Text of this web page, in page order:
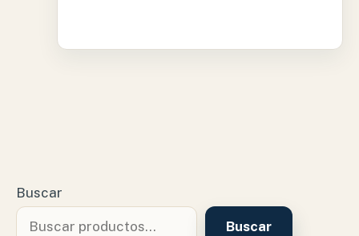
Buscar
Buscar